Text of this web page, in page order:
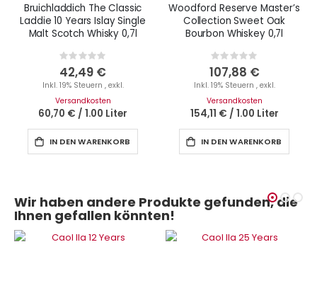
Bruichladdich The Classic
Laddie 10 Years Islay Single
Malt Scotch Whisky 0,7l
Rating:
0%
42,49 €
Inkl. 19% Steuern , exkl.
Versandkosten
60,70 € / 1.00 Liter
IN DEN WARENKORB
Woodford Reserve Master’s
Collection Sweet Oak
Bourbon Whiskey 0,7l
Rating:
0%
107,88 €
Inkl. 19% Steuern , exkl.
Versandkosten
154,11 € / 1.00 Liter
IN DEN WARENKORB
Wir haben andere Produkte gefunden, die
Ihnen gefallen könnten!